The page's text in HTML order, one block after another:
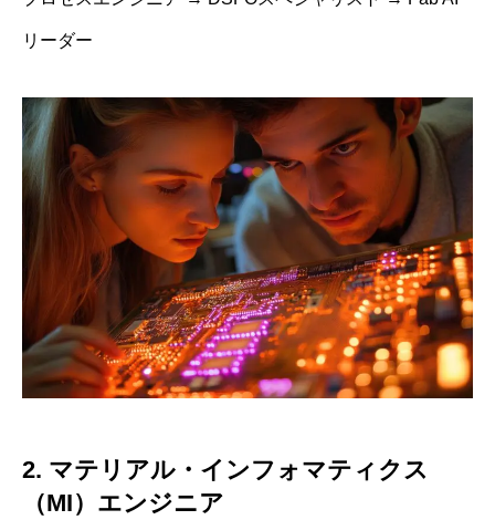
リーダー
2. マテリアル・インフォマティクス
（MI）エンジニア